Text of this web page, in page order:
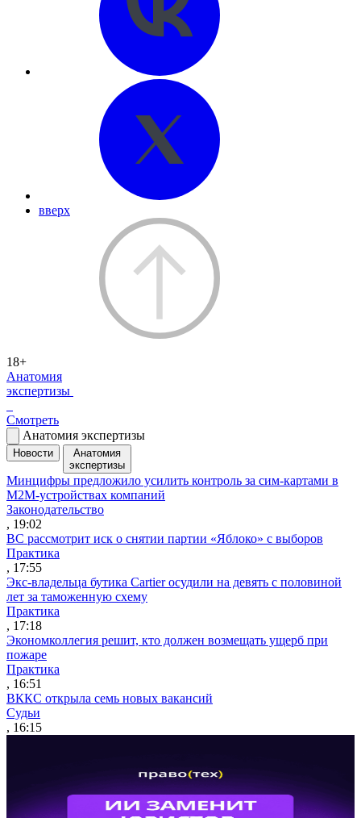
вверх
18+
Анатомия
экспертизы
Смотреть
Анатомия экспертизы
Новости
Анатомия
экспертизы
Минцифры предложило усилить контроль за сим-картами в
M2M-устройствах компаний
Законодательство
, 19:02
ВС рассмотрит иск о снятии партии «Яблоко» с выборов
Практика
, 17:55
Экс-владельца бутика Cartier осудили на девять с половиной
лет за таможенную схему
Практика
, 17:18
Экономколлегия решит, кто должен возмещать ущерб при
пожаре
Практика
, 16:51
ВККС открыла семь новых вакансий
Судьи
, 16:15